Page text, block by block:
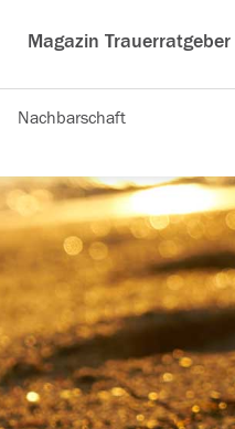
Magazin Trauerratgeber
Nachbarschaft